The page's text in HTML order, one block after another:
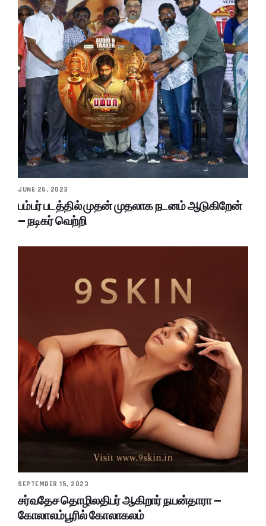
JUNE 26, 2023
பம்பர் படத்தில் முதன் முதலாக நடனம் ஆடுகிறேன்
– நடிகர் வெற்றி
SEPTEMBER 15, 2023
சர்வதேச தொழிலதிபர் ஆகிறார் நயன்தாரா –
கோலாலம்பூரில் கோலாகலம்